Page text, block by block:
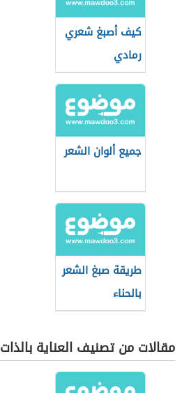
كيف أصبغ شعري
رمادي
جميع ألوان الشعر
طريقة صبغ الشعر
بالحناء
مقالات من تصنيف العناية بالذات